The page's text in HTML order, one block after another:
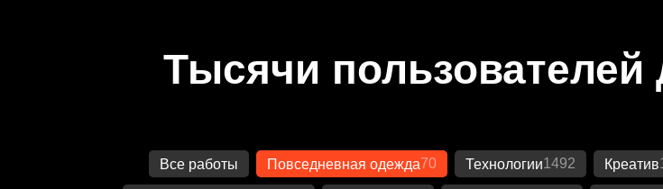
Тысячи
Все работы Повседневная одежда70 Технологии1492 Креатив